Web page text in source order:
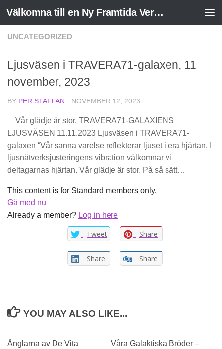
Skip to content Välkomna till en Ny Framtida Verklighet
UNCATEGORIZED
Ljusväsen i TRAVERA71-galaxen, 11
november, 2023
BY PER STAFFAN · NOVEMBER 12, 2023
Vår glädje är stor. TRAVERA71-GALAXIENS
LJUSVÄSEN 11.11.2023 Ljusväsen i TRAVERA71-
galaxen “Vår sanna varelse reflekterar ljuset i era hjärtan. I
ljusnätverksjusteringens vibration välkomnar vi
deltagarnas hjärtan. Vår glädje är stor. På så sätt…
This content is for Standard members only.
Gå med nu
Already a member? Log in here
Tweet Share
Share Share
YOU MAY ALSO LIKE...
Änglarna av De Vita
Våra Galaktiska Bröder –